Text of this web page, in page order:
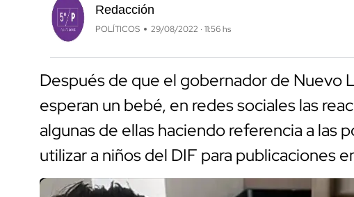
Redacción
POLÍTICOS 29/08/2022 · 11:56 hs
Después de que el gobernador de Nuevo
esperan un bebé, en redes sociales las
algunas de ellas haciendo referencia a las
utilizar a niños del DIF para publicaciones